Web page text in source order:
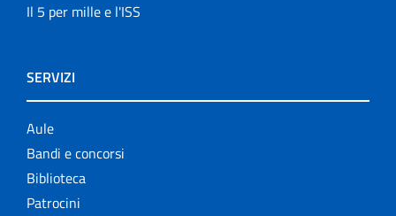
Il 5 per mille e l'ISS
SERVIZI
Aule
Bandi e concorsi
Biblioteca
Patrocini